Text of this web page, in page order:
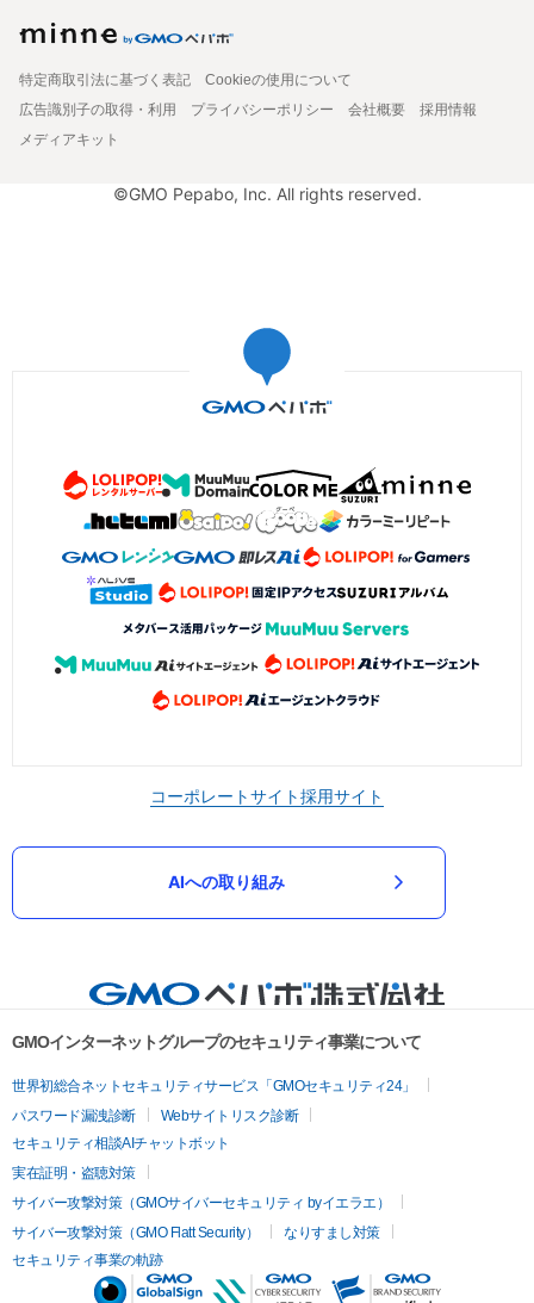
特定商取引法に基づく表記
Cookieの使用について
広告識別子の取得・利用
プライバシーポリシー 会社概要
採用情報
メディアキット
©GMO Pepabo, Inc. All rights reserved.
コーポレートサイト採用サイト
AIへの取り組み
GMOインターネットグループのセキュリティ事業について
世界初総合ネットセキュリティサービス「GMOセキュリティ24」
パスワード漏洩診断
Webサイトリスク診断
セキュリティ相談AIチャットボット
実在証明・盗聴対策
サイバー攻撃対策（GMOサイバーセキュリティ byイエラエ）
サイバー攻撃対策（GMO Flatt Security）
なりすまし対策
セキュリティ事業の軌跡